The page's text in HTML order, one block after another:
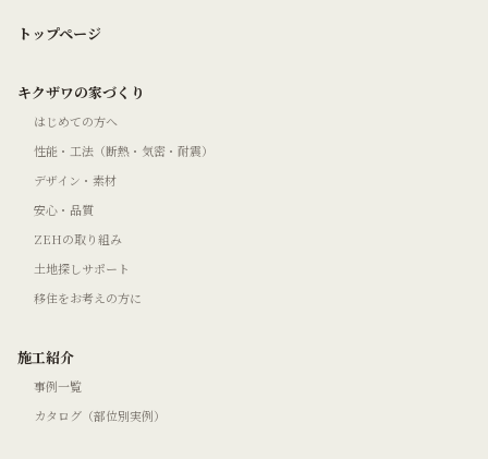
トップページ
キクザワの家づくり
はじめての方へ
性能・工法（断熱・気密・耐震）
デザイン・素材
安心・品質
ZEHの取り組み
土地探しサポート
移住をお考えの方に
施工紹介
事例一覧
カタログ（部位別実例）